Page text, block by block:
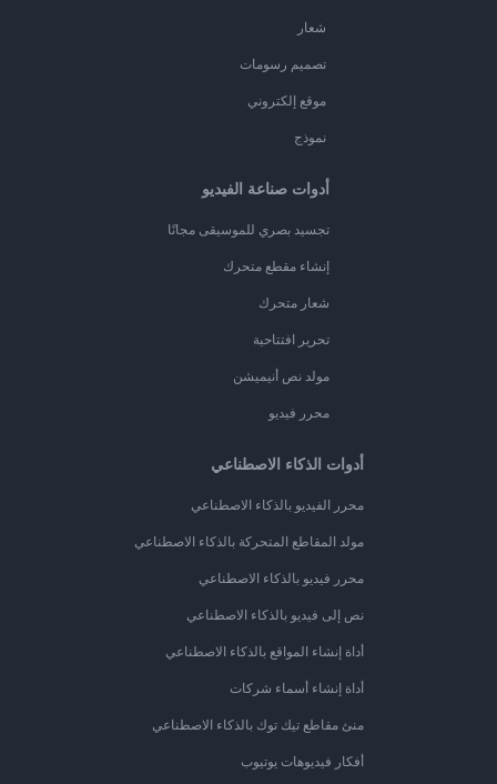
شعار
تصميم رسومات
موقع إلكتروني
نموذج
أدوات صناعة الفيديو
تجسيد بصري للموسيقى مجانًا
إنشاء مقطع متحرك
شعار متحرك
تحرير افتتاحية
مولد نص أنيميشن
محرر فيديو
أدوات الذكاء الاصطناعي
محرر الفيديو بالذكاء الاصطناعي
مولد المقاطع المتحركة بالذكاء الاصطناعي
محرر فيديو بالذكاء الاصطناعي
نص إلى فيديو بالذكاء الاصطناعي
أداة إنشاء المواقع بالذكاء الاصطناعي
أداة إنشاء أسماء شركات
منئ مقاطع تيك توك بالذكاء الاصطناعي
أفكار فيديوهات يوتيوب